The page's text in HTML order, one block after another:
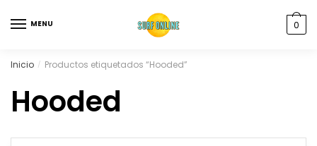
MENU 0
Inicio / Productos etiquetados “Hooded”
Hooded